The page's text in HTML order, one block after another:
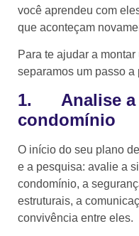
você aprendeu com
que aconteçam
Para te ajudar a
separamos um passo
1. Analise a
condomínio
O início do seu plano
e a pesquisa: avalie a
condomínio, a
estruturais, a
convivência entre eles.